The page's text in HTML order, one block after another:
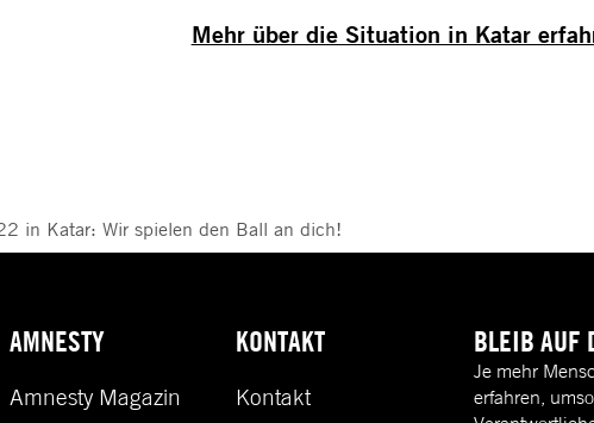
Mehr über die Situation in Katar
in Katar: Wir spielen den Ball an dich!
AMNESTY
Amnesty Magazin
KONTAKT
Kontakt
BLEIB AUF
Je mehr
erfahren,